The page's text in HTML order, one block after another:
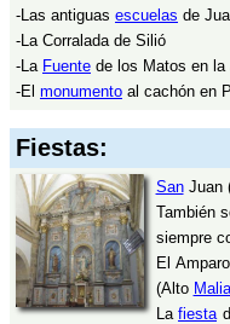
-Las antiguas escuelas de
-La Corralada de Silió
-La Fuente de los Matos en la
-El monumento al cachón en
Fiestas:
SanJuan
También
siempre
El
(Alto
Lafiesta